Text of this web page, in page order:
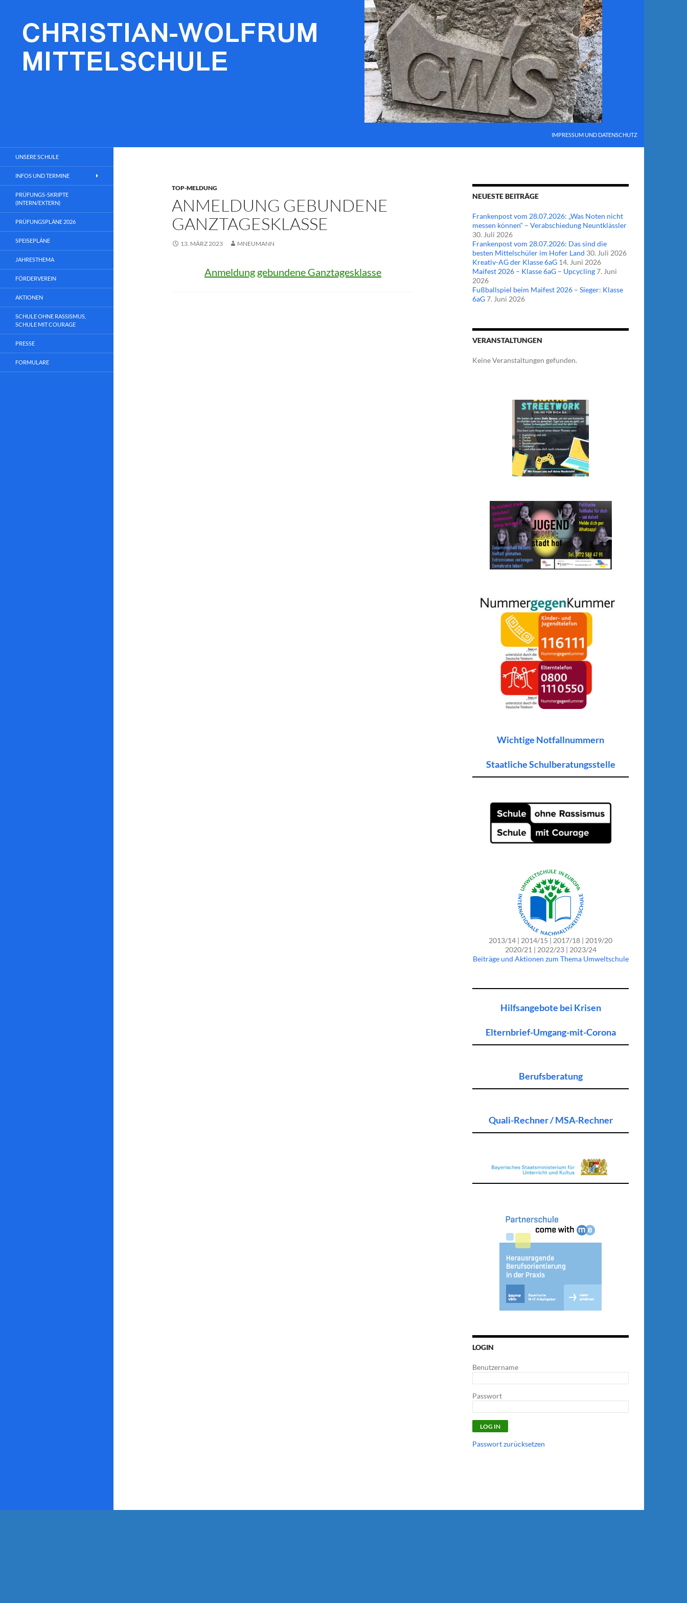
springen
IMPRESSUM UND DATENSCHUTZ
TOP-MELDUNG
ANMELDUNG GEBUNDENE
GANZTAGESKLASSE
13. MÄRZ 2023 MNEUMANN
Anmeldung gebundene Ganztagesklasse
NEUESTE BEITRÄGE
Frankenpost vom 28.07.2026: „Was Noten nicht
messen können“ – Verabschiedung Neuntklässler
30. Juli 2026
Frankenpost vom 28.07.2026: Das sind die
besten Mittelschüler im Hofer Land 30. Juli 2026
Kreativ-AG der Klasse 6aG 14. Juni 2026
Maifest 2026 – Klasse 6aG – Upcycling7. Juni
2026
Fußballspiel beim Maifest 2026 – Sieger: Klasse
6aG7. Juni 2026
VERANSTALTUNGEN
Keine Veranstaltungen gefunden.
Wichtige Notfallnummern
Staatliche Schulberatungsstelle
2013/14 | 2014/15 | 2017/18 | 2019/20
2020/21 | 2022/23 | 2023/24
Beiträge und Aktionen zum Thema Umweltschule
Hilfsangebote bei Krisen
Elternbrief-Umgang-mit-Corona
Berufsberatung
Quali-Rechner / MSA-Rechner
LOGIN
Benutzername
Passwort
Passwort zurücksetzen
UNSERE SCHULE
INFOS UND TERMINE
PRÜFUNGS-SKRIPTE
(INTERN/EXTERN)
PRÜFUNGSPLÄNE 2026
SPEISEPLÄNE
JAHRESTHEMA
FÖRDERVEREIN
AKTIONEN
SCHULE OHNE RASSISMUS,
SCHULE MIT COURAGE
PRESSE
FORMULARE